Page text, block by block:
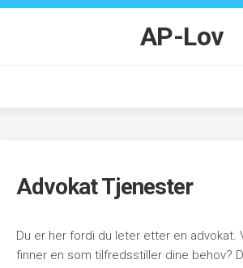
Skip
AP-Lov
Advokat Tjenester
Du er her fordi du leter etter en advokat.
finner en som tilfredsstiller dine behov?